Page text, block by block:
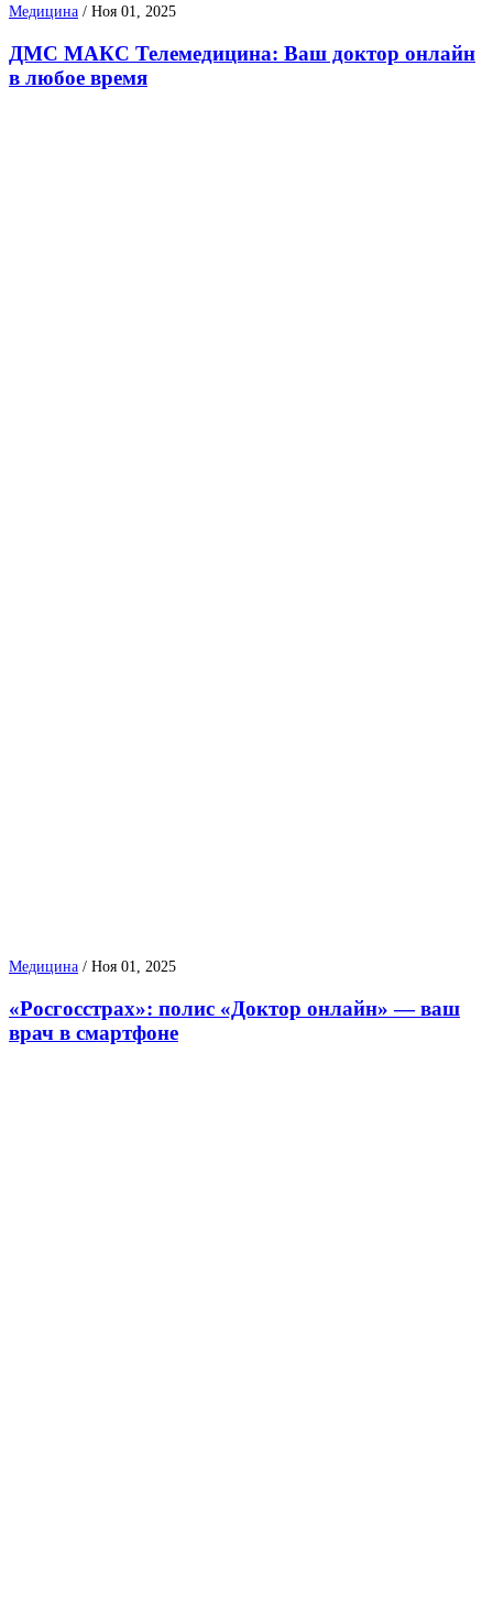
Медицина / Ноя 01, 2025
ДМС МАКС Телемедицина: Ваш доктор онлайн
в любое время
Медицина / Ноя 01, 2025
«Росгосстрах»: полис «Доктор онлайн» — ваш
врач в смартфоне